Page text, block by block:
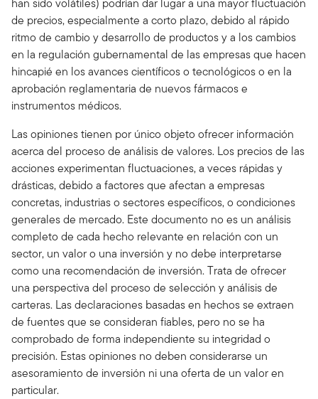
de precios, especialmente a corto plazo, debido al rápido
ritmo de cambio y desarrollo de productos y a los cambios
en la regulación gubernamental de las empresas que hacen
hincapié en los avances científicos o tecnológicos o en la
aprobación reglamentaria de nuevos fármacos e
instrumentos médicos.
Las opiniones tienen por único objeto ofrecer información
acerca del proceso de análisis de valores. Los precios de las
acciones experimentan fluctuaciones, a veces rápidas y
drásticas, debido a factores que afectan a empresas
concretas, industrias o sectores específicos, o condiciones
generales de mercado. Este documento no es un análisis
completo de cada hecho relevante en relación con un
sector, un valor o una inversión y no debe interpretarse
como una recomendación de inversión. Trata de ofrecer
una perspectiva del proceso de selección y análisis de
carteras. Las declaraciones basadas en hechos se extraen
de fuentes que se consideran fiables, pero no se ha
comprobado de forma independiente su integridad o
precisión. Estas opiniones no deben considerarse un
asesoramiento de inversión ni una oferta de un valor en
particular.